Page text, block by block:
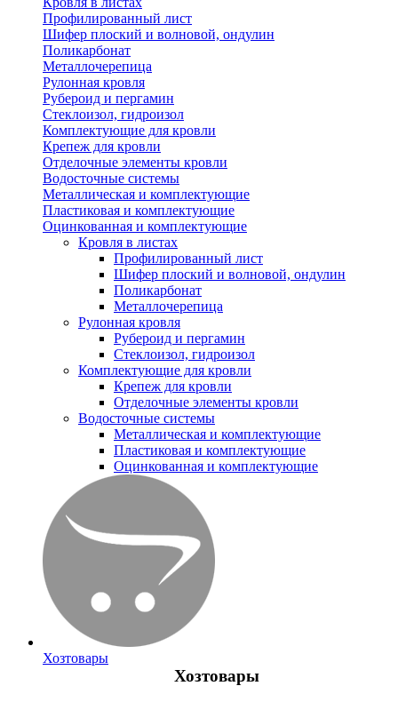
Профилированный лист
Шифер плоский и волновой, ондулин
Поликарбонат
Металлочерепица
Рулонная кровля
Рубероид и пергамин
Стеклоизол, гидроизол
Комплектующие для кровли
Крепеж для кровли
Отделочные элементы кровли
Водосточные системы
Металлическая и комплектующие
Пластиковая и комплектующие
Оцинкованная и комплектующие
Кровля в листах
Профилированный лист
Шифер плоский и волновой, ондулин
Поликарбонат
Металлочерепица
Рулонная кровля
Рубероид и пергамин
Стеклоизол, гидроизол
Комплектующие для кровли
Крепеж для кровли
Отделочные элементы кровли
Водосточные системы
Металлическая и комплектующие
Пластиковая и комплектующие
Оцинкованная и комплектующие
Хозтовары
Хозтовары